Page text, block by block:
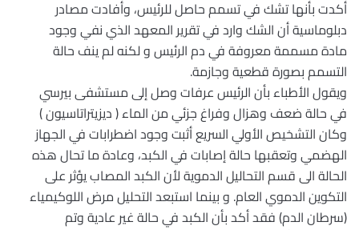
أكدت بأنها تشك في تسمم حاصل للرئيس، وأفادت مصادر
دبلوماسية أن الشك وارد في تقرير المعهد الذي نفي وجود
مادة مسممة معروفة في دم الرئيس و لكنه لم ينف حالة
التسمم بصورة قطعية وجازمة.
ويقول الأطباء بأن الرئيس عرفات وصل إلى مستشفى بيرسي
في حالة ضعف وهزال وفراغ جزئي من الماء ( ديزيتراتاسيون )
وكان التشخيص الأولي السريع أثبت وجود اضطرابات في الجهاز
الهضمي وتعقبها حالة إصابات في الكبد، وعادة ما تحال هذه
الحالة الى قسم التحاليل الدموية لأن الكبد المصاب يؤثر على
التكوين الدموي العام. و بينما استبعد التحليل مرض اللوكيمياء
(سرطان الدم) فقد أكد بأن الكبد في حالة غير عادية وتم